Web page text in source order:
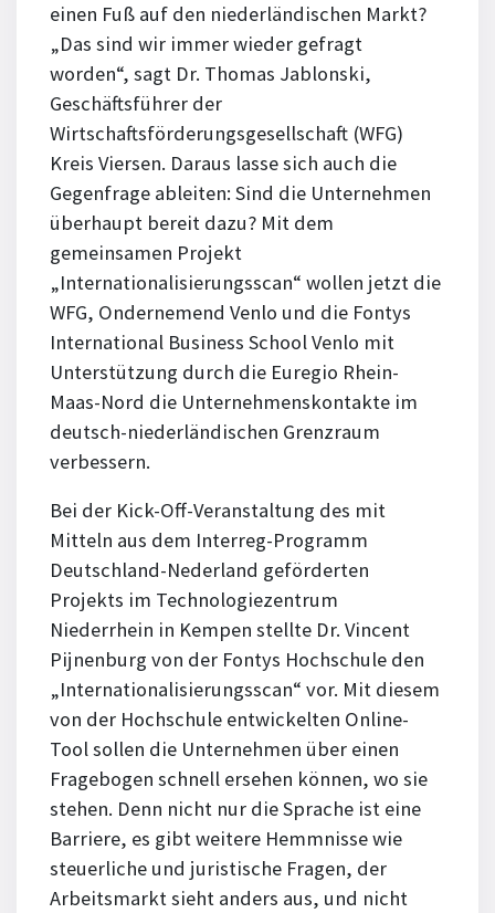
einen Fuß auf den niederländischen Markt?
„Das sind wir immer wieder gefragt
worden“, sagt Dr. Thomas Jablonski,
Geschäftsführer der
Wirtschaftsförderungsgesellschaft (WFG)
Kreis Viersen. Daraus lasse sich auch die
Gegenfrage ableiten: Sind die Unternehmen
überhaupt bereit dazu? Mit dem
gemeinsamen Projekt
„Internationalisierungsscan“ wollen jetzt die
WFG, Ondernemend Venlo und die Fontys
International Business School Venlo mit
Unterstützung durch die Euregio Rhein-
Maas-Nord die Unternehmenskontakte im
deutsch-niederländischen Grenzraum
verbessern.
Bei der Kick-Off-Veranstaltung des mit
Mitteln aus dem Interreg-Programm
Deutschland-Nederland geförderten
Projekts im Technologiezentrum
Niederrhein in Kempen stellte Dr. Vincent
Pijnenburg von der Fontys Hochschule den
„Internationalisierungsscan“ vor. Mit diesem
von der Hochschule entwickelten Online-
Tool sollen die Unternehmen über einen
Fragebogen schnell ersehen können, wo sie
stehen. Denn nicht nur die Sprache ist eine
Barriere, es gibt weitere Hemmnisse wie
steuerliche und juristische Fragen, der
Arbeitsmarkt sieht anders aus, und nicht